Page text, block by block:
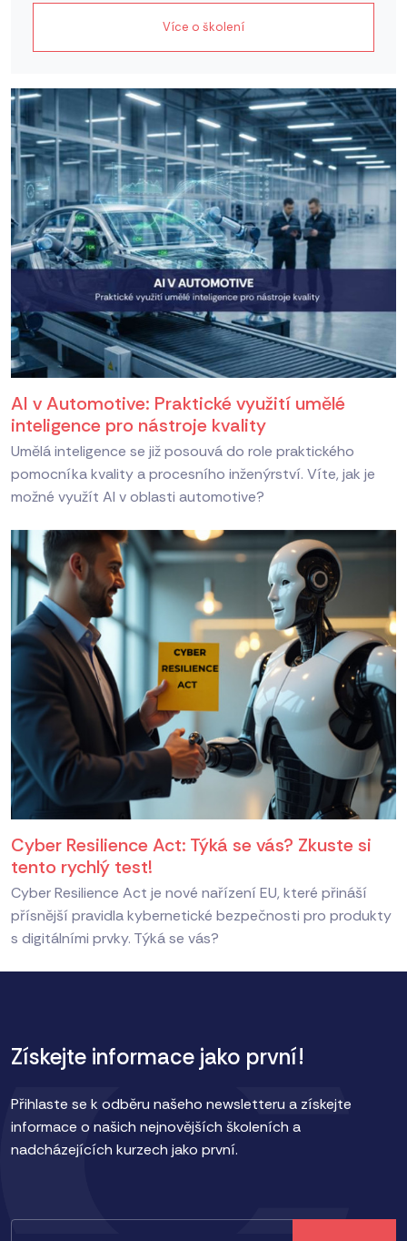
Více o školení
AI v Automotive: Praktické využití umělé
inteligence pro nástroje kvality
Umělá inteligence se již posouvá do role praktického
pomocníka kvality a procesního inženýrství. Víte, jak je
možné využít AI v oblasti automotive?
Cyber Resilience Act: Týká se vás? Zkuste si
tento rychlý test!
Cyber Resilience Act je nové nařízení EU, které přináší
přísnější pravidla kybernetické bezpečnosti pro produkty
s digitálními prvky. Týká se vás?
Získejte informace jako první!
Přihlaste se k odběru našeho newsletteru a získejte
informace o našich nejnovějších školeních a
nadcházejících kurzech jako první.